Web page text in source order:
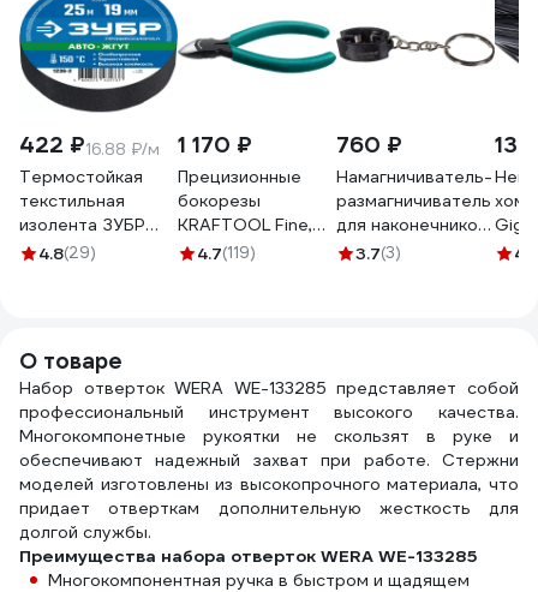
422 ₽16.88 ₽/м
Термостойкая
текстильная
изолента ЗУБР
Авто-Жгут 19 мм х
4.8(29)
1 170 ₽
Прецизионные
бокорезы
KRAFTOOL Fine,
чистый рез 115 мм
4.7(119)
760 ₽
Намагничиватель-
размагничиватель
для наконечников
отверток
3.7(3) 4.2
О товаре
Набор отверток WERA WE-133285 представляет собой
профессиональный инструмент высокого качества.
Многокомпонетные рукоятки не скользят в руке и
обеспечивают надежный захват при работе. Стержни
моделей изготовлены из высокопрочного материала, что
придает отверткам дополнительную жесткость для
долгой службы.
Преимущества набора отверток WERA WE-133285
Многокомпонентная ручка в быстром и щадящем